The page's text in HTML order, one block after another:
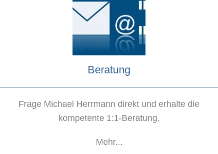
Beratung
Frage Michael Herrmann direkt und erhalte die
kompetente 1:1-Beratung.
Mehr...